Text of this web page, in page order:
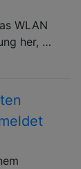
WLAN
her, …